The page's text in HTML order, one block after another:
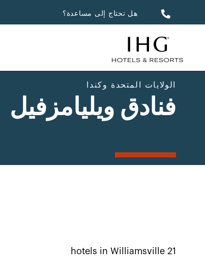
هل تحتاج إلى مساعدة؟
الولايات المتحدة وكندا
فنادق ويليامزفيل
21
Williamsville